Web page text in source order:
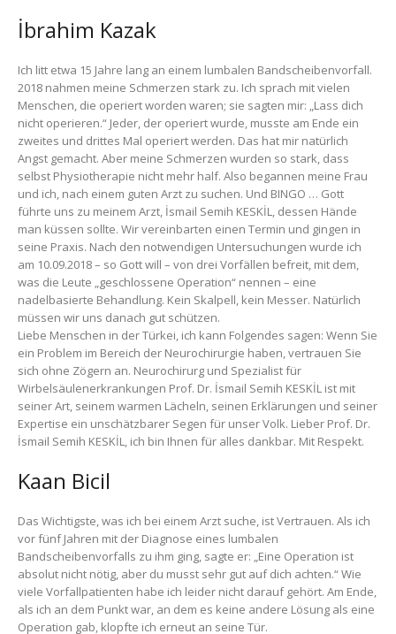
İbrahim Kazak
Ich litt etwa 15 Jahre lang an einem lumbalen Bandscheibenvorfall.
2018 nahmen meine Schmerzen stark zu. Ich sprach mit vielen
Menschen, die operiert worden waren; sie sagten mir: „Lass dich
nicht operieren.“ Jeder, der operiert wurde, musste am Ende ein
zweites und drittes Mal operiert werden. Das hat mir natürlich
Angst gemacht. Aber meine Schmerzen wurden so stark, dass
selbst Physiotherapie nicht mehr half. Also begannen meine Frau
und ich, nach einem guten Arzt zu suchen. Und BINGO … Gott
führte uns zu meinem Arzt, İsmail Semih KESKİL, dessen Hände
man küssen sollte. Wir vereinbarten einen Termin und gingen in
seine Praxis. Nach den notwendigen Untersuchungen wurde ich
am 10.09.2018 – so Gott will – von drei Vorfällen befreit, mit dem,
was die Leute „geschlossene Operation“ nennen – eine
nadelbasierte Behandlung. Kein Skalpell, kein Messer. Natürlich
müssen wir uns danach gut schützen.
Liebe Menschen in der Türkei, ich kann Folgendes sagen: Wenn Sie
ein Problem im Bereich der Neurochirurgie haben, vertrauen Sie
sich ohne Zögern an. Neurochirurg und Spezialist für
Wirbelsäulenerkrankungen Prof. Dr. İsmail Semih KESKİL ist mit
seiner Art, seinem warmen Lächeln, seinen Erklärungen und seiner
Expertise ein unschätzbarer Segen für unser Volk. Lieber Prof. Dr.
İsmail Semih KESKİL, ich bin Ihnen für alles dankbar. Mit Respekt.
Kaan Bicil
Das Wichtigste, was ich bei einem Arzt suche, ist Vertrauen. Als ich
vor fünf Jahren mit der Diagnose eines lumbalen
Bandscheibenvorfalls zu ihm ging, sagte er: „Eine Operation ist
absolut nicht nötig, aber du musst sehr gut auf dich achten.“ Wie
viele Vorfallpatienten habe ich leider nicht darauf gehört. Am Ende,
als ich an dem Punkt war, an dem es keine andere Lösung als eine
Operation gab, klopfte ich erneut an seine Tür.